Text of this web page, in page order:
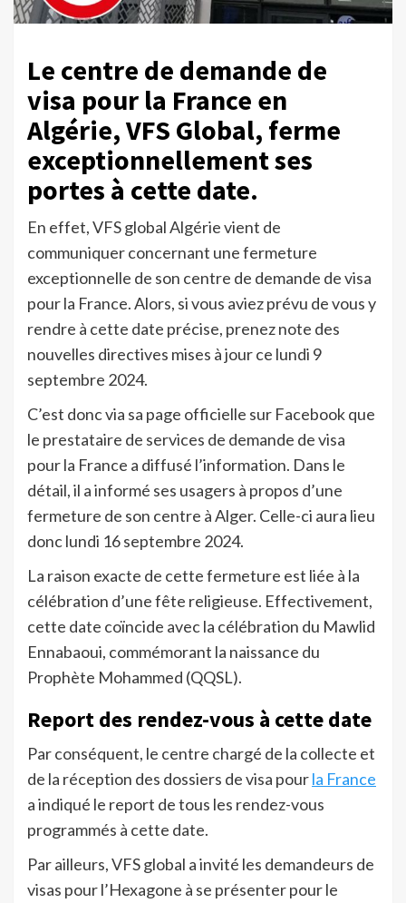
Le centre de demande de
visa pour la France en
Algérie, VFS Global, ferme
exceptionnellement ses
portes à cette date.
En effet, VFS global Algérie vient de
communiquer concernant une fermeture
exceptionnelle de son centre de demande de visa
pour la France. Alors, si vous aviez prévu de vous y
rendre à cette date précise, prenez note des
nouvelles directives mises à jour ce lundi 9
septembre 2024.
C’est donc via sa page officielle sur Facebook que
le prestataire de services de demande de visa
pour la France a diffusé l’information. Dans le
détail, il a informé ses usagers à propos d’une
fermeture de son centre à Alger. Celle-ci aura lieu
donc lundi 16 septembre 2024.
La raison exacte de cette fermeture est liée à la
célébration d’une fête religieuse. Effectivement,
cette date coïncide avec la célébration du Mawlid
Ennabaoui, commémorant la naissance du
Prophète Mohammed (QQSL).
Report des rendez-vous à cette date
Par conséquent, le centre chargé de la collecte et
de la réception des dossiers de visa pourla France
a indiqué le report de tous les rendez-vous
programmés à cette date.
Par ailleurs, VFS global a invité les demandeurs de
visas pour l’Hexagone à se présenter pour le